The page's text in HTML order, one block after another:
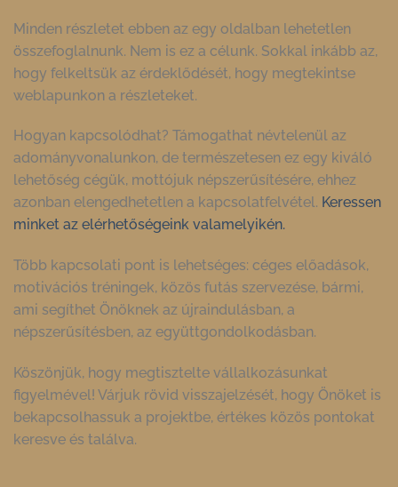
Minden részletet ebben az egy oldalban lehetetlen
összefoglalnunk. Nem is ez a célunk. Sokkal inkább az,
hogy felkeltsük az érdeklődését, hogy megtekintse
weblapunkon a részleteket.
Hogyan kapcsolódhat? Támogathat névtelenül az
adományvonalunkon, de természetesen ez egy kiváló
lehetőség cégük, mottójuk népszerűsítésére, ehhez
azonban elengedhetetlen a kapcsolatfelvétel. Keressen
minket az elérhetőségeink valamelyikén.
Több kapcsolati pont is lehetséges: céges előadások,
motivációs tréningek, közös futás szervezése, bármi,
ami segíthet Önöknek az újraindulásban, a
népszerűsítésben, az együttgondolkodásban.
Köszönjük, hogy megtisztelte vállalkozásunkat
figyelmével! Várjuk rövid visszajelzését, hogy Önöket is
bekapcsolhassuk a projektbe, értékes közös pontokat
keresve és találva.